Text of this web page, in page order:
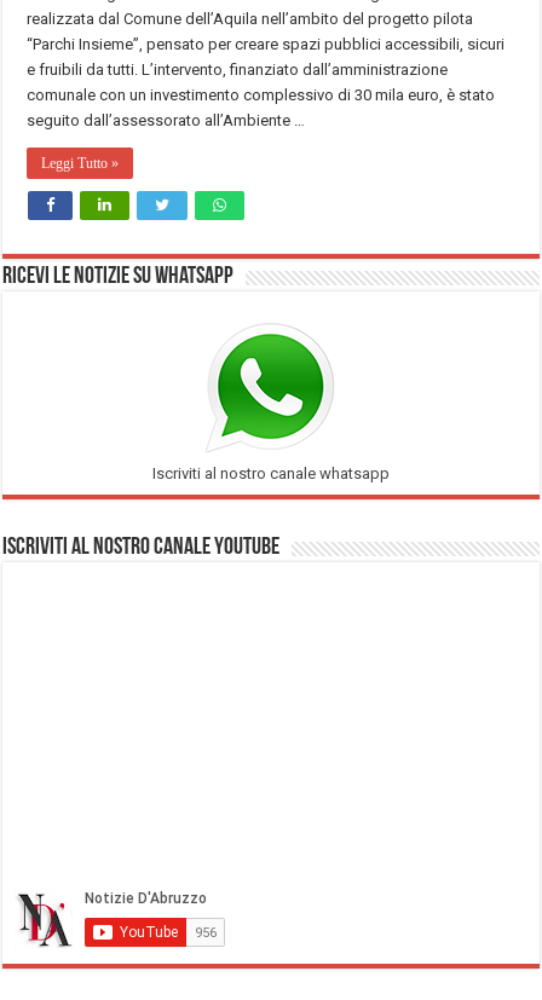
realizzata dal Comune dell’Aquila nell’ambito del progetto pilota
“Parchi Insieme”, pensato per creare spazi pubblici accessibili, sicuri
e fruibili da tutti. L’intervento, finanziato dall’amministrazione
comunale con un investimento complessivo di 30 mila euro, è stato
seguito dall’assessorato all’Ambiente …
Leggi Tutto »
Ricevi le notizie su Whatsapp
Iscriviti al nostro canale whatsapp
Iscriviti al nostro Canale Youtube